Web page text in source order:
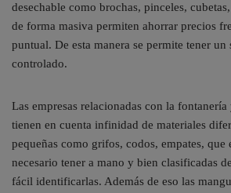
desechable como brochas, pinceles,
de forma masiva permiten ahorrar precios
puntual. De esta manera se permite tener
controlado.
Las empresas relacionadas con la
tienen en cuenta infinidad de materiales
pequeñas como grifos, codos, empates, que
necesario tener a mano y bien clasificadas
fácil identificarlas. Además de eso las